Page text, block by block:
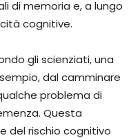
di memoria e, a lungo
cognitive.
gli scienziati, una
dal camminare
problema di
Questa
del rischio cognitivo